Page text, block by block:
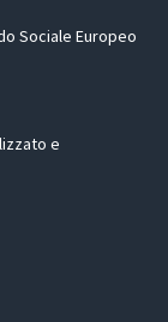
Sociale Europeo
e